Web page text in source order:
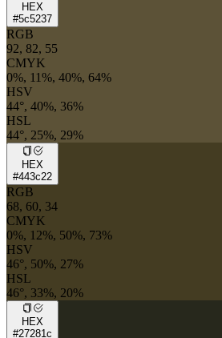
HEX
#5c5237
RGB
92, 82, 55
CMYK
0%, 11%, 40%, 64%
HSV
44°, 40%, 36%
HSL
44°, 25%, 29%
HEX
#443c22
RGB
68, 60, 34
CMYK
0%, 12%, 50%, 73%
HSV
46°, 50%, 27%
HSL
46°, 33%, 20%
HEX
#27281c